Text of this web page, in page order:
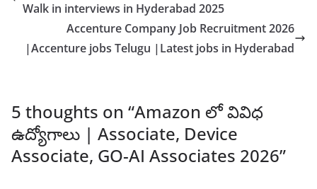
Walk in interviews in Hyderabad 2025
Accenture Company Job Recruitment 2026
|Accenture jobs Telugu |Latest jobs in Hyderabad
5 thoughts on “Amazon లో వివిధ
ఉద్యోగాలు | Associate, Device
Associate, GO-AI Associates 2026”